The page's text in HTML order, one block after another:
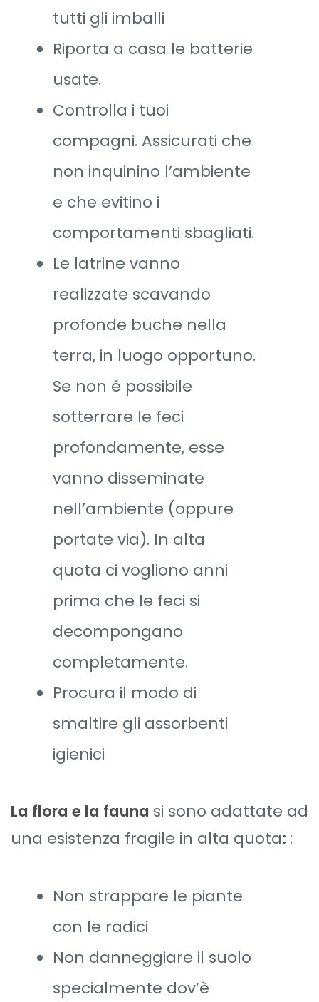
tutti gli imballi
Riporta a casa le batterie
usate.
Controlla i tuoi
compagni. Assicurati che
non inquinino l’ambiente
e che evitino i
comportamenti sbagliati.
Le latrine vanno
realizzate scavando
profonde buche nella
terra, in luogo opportuno.
Se non é possibile
sotterrare le feci
profondamente, esse
vanno disseminate
nell’ambiente (oppure
portate via). In alta
quota ci vogliono anni
prima che le feci si
decompongano
completamente.
Procura il modo di
smaltire gli assorbenti
igienici
La flora e la fauna si sono adattate ad
una esistenza fragile in alta quota: :
Non strappare le piante
con le radici
Non danneggiare il suolo
specialmente dov’è